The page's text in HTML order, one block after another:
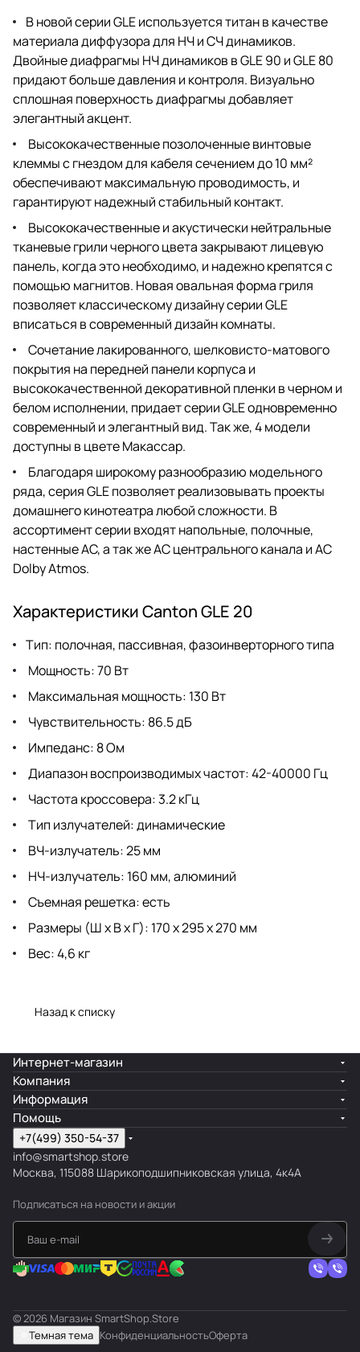
В новой серии GLE используется титан в качестве
материала диффузора для НЧ и СЧ динамиков.
Двойные диафрагмы НЧ динамиков в GLE 90 и GLE 80
придают больше давления и контроля. Визуально
сплошная поверхность диафрагмы добавляет
элегантный акцент.
Высококачественные позолоченные винтовые
клеммы с гнездом для кабеля сечением до 10 мм²
обеспечивают максимальную проводимость, и
гарантируют надежный стабильный контакт.
Высококачественные и акустически нейтральные
тканевые грили черного цвета закрывают лицевую
панель, когда это необходимо, и надежно крепятся с
помощью магнитов. Новая овальная форма гриля
позволяет классическому дизайну серии GLE
вписаться в современный дизайн комнаты.
Сочетание лакированного, шелковисто-матового
покрытия на передней панели корпуса и
высококачественной декоративной пленки в черном и
белом исполнении, придает серии GLE одновременно
современный и элегантный вид. Так же, 4 модели
доступны в цвете Макассар.
Благодаря широкому разнообразию модельного
ряда, серия GLE позволяет реализовывать проекты
домашнего кинотеатра любой сложности. В
ассортимент серии входят напольные, полочные,
настенные АС, а так же АС центрального канала и АС
Dolby Atmos.
Характеристики Canton GLE 20
Тип: полочная, пассивная, фазоинверторного типа
Мощность: 70 Вт
Максимальная мощность: 130 Вт
Чувствительность: 86.5 дБ
Импеданс: 8 Ом
Диапазон воспроизводимых частот: 42-40000 Гц
Частота кроссовера: 3.2 кГц
Тип излучателей: динамические
ВЧ-излучатель: 25 мм
НЧ-излучатель: 160 мм, алюминий
Съемная решетка: есть
Размеры (Ш х В х Г): 170 x 295 x 270 мм
Вес: 4,6 кг
Назад к списку
Интернет-магазин
Компания
Информация
Помощь
+7(499) 350-54-37
info@smartshop.store
Москва, 115088 Шарикоподшипниковская улица, 4к4А
Подписаться на новости и акции
© 2026 Магазин SmartShop.Store
Темная тема КонфиденциальностьОферта